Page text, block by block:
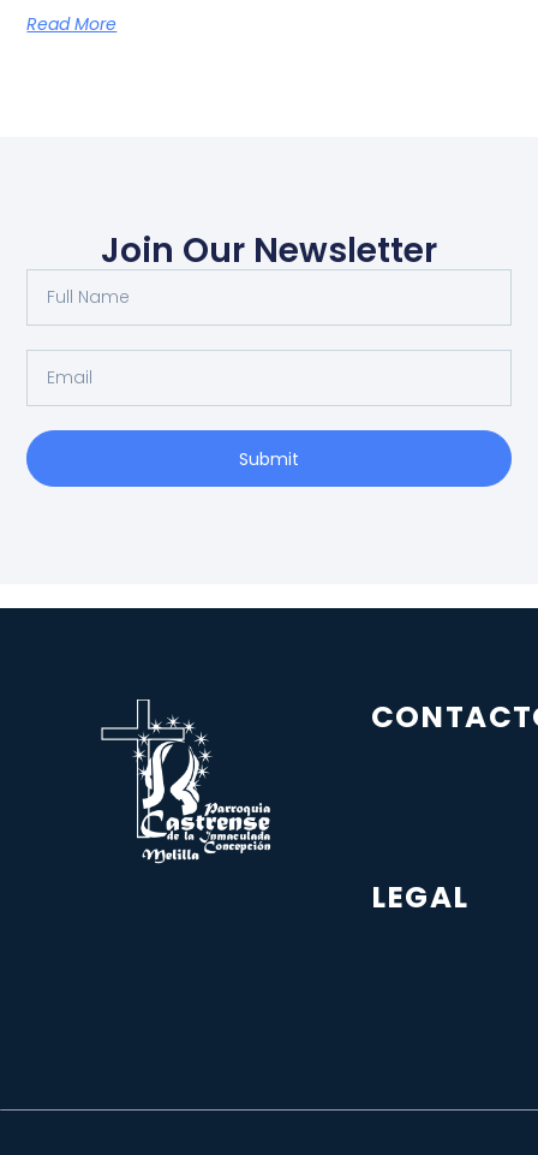
Read More
Join Our Newsletter
Full
Name
Email
Submit
LEGAL